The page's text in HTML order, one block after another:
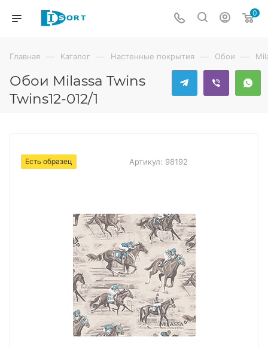
0
Главная — Каталог — Настенные покрытия — Обои —
Обои Milassa Twins
Twins12-012/1
Есть образец Артикул: 98192